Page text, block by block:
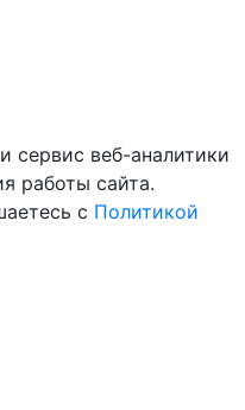
веб-аналитики
работы сайта.
с Политикой